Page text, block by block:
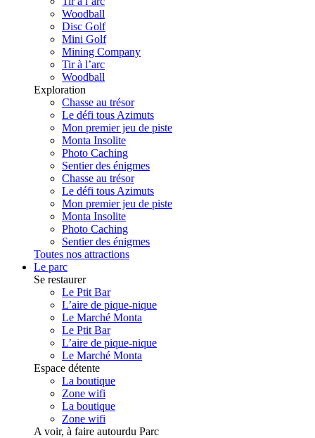
Woodball
Disc Golf
Mini Golf
Mining Company
Tir à l’arc
Woodball
Exploration
Chasse au trésor
Le défi tous Azimuts
Mon premier jeu de piste
Monta Insolite
Photo Caching
Sentier des énigmes
Chasse au trésor
Le défi tous Azimuts
Mon premier jeu de piste
Monta Insolite
Photo Caching
Sentier des énigmes
Toutes nos attractions
Le parc
Se restaurer
Le Ptit Bar
L’aire de pique-nique
Le Marché Monta
Le Ptit Bar
L’aire de pique-nique
Le Marché Monta
Espace détente
La boutique
Zone wifi
La boutique
Zone wifi
A voir, à faire autourdu Parc